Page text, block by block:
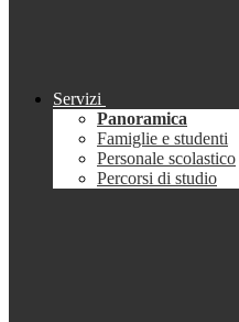
Servizi
Panoramica
Famiglie e studenti
Personale scolastico
Percorsi di studio